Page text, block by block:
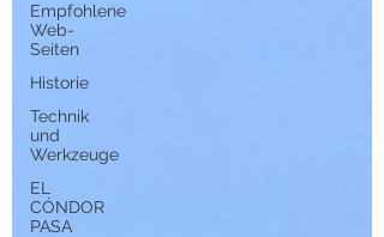
Empfohlene
Web-
Seiten
Historie
Technik
und
Werkzeuge
EL
CÓNDOR
PASA